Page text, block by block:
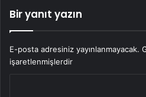
Bir yanıt yazın
E-posta adresiniz yayınlanmayacak.
işaretlenmişlerdir